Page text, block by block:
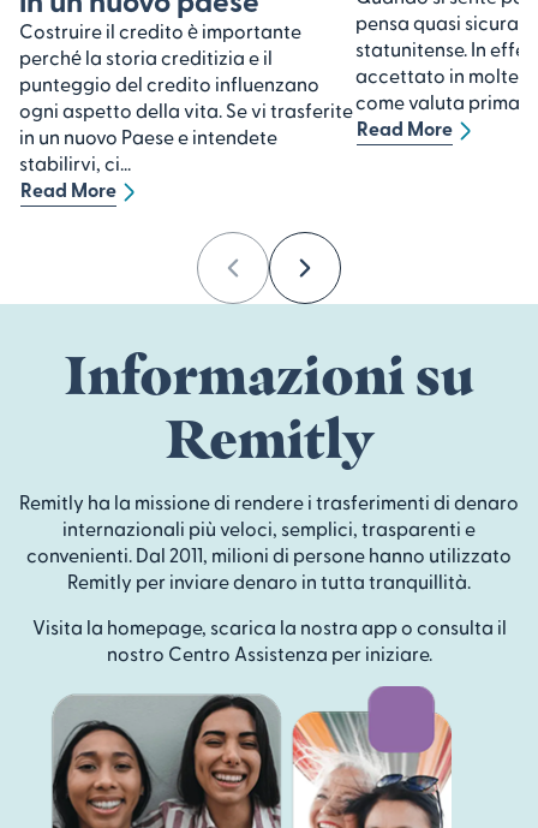
Costruire il credito è importante
perché la storia creditizia e il
punteggio del credito influenzano
ogni aspetto della vita. Se vi trasferite
in un nuovo Paese e intendete
stabilirvi, ci...
Read More
pensa quasi
statunitense. In
accettato in molte
come valuta
Read More
PreviousNext
Informazioni su
Remitly
Remitly ha la missione di rendere i trasferimenti di denaro
internazionali più veloci, semplici, trasparenti e
convenienti. Dal 2011, milioni di persone hanno utilizzato
Remitly per inviare denaro in tutta tranquillità.
Visita la homepage, scarica la nostra app o consulta il
nostro Centro Assistenza per iniziare.